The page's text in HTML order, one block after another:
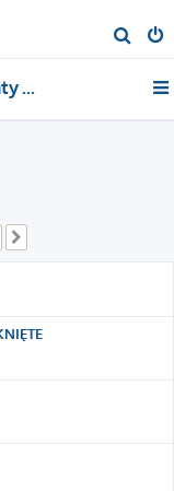
z
Tematy bez odpowiedzi